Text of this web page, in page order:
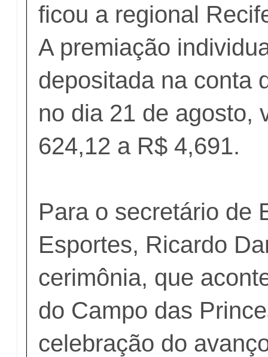
ficou a regional
A premiação
depositada na conta
no dia 21 de agosto,
624,12 a R$ 4,691.
Para o secretário de
Esportes, Ricardo
cerimônia, que
do Campo das
celebração do